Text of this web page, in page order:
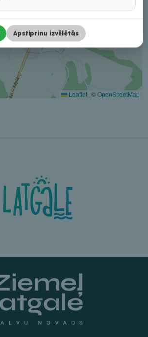
Leaflet | ©OpenStreetMap
Apstiprinu izvēlētās